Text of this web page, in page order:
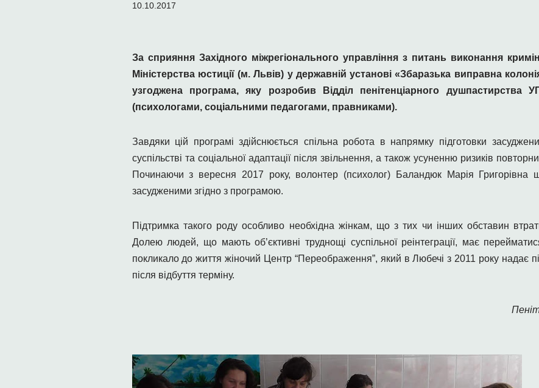
10.10.2017
За сприяння Західного міжрегіонального управління з питань виконання
Міністерства юстиції (м. Львів) у державній установі «Збаразька виправна
узгоджена програма, яку розробив Відділ пенітенціарного душпастирства
(психологами, соціальними педагогами, правниками).
Завдяки цій програмі здійснюється спільна робота в напрямку підготовки
суспільстві та соціальної адаптації після звільнення, а також усуненню ризиків
Починаючи з вересня 2017 року, волонтер (психолог) Баландюк Марія Григорівна
засудженими згідно з програмою.
Підтримка такого роду особливо необхідна жінкам, що з тих чи інших обставин
Долею людей, що мають об’єктивні труднощі суспільної реінтеграції, має
покликало до життя жіночий Центр “Переображення”, який в Любечі з 2011 року надає
після відбуття терміну.